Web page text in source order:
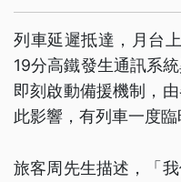
列車延遲抵達，月台
19分高鐵發生通訊系
即刻啟動備援機制，
此影響，有列車一度臨
旅客周先生描述，「